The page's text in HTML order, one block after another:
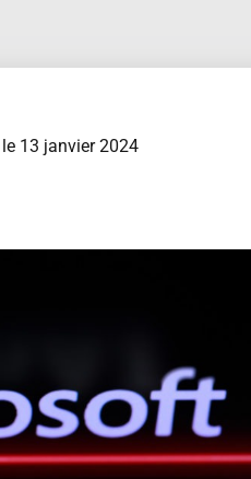
13 janvier 2024